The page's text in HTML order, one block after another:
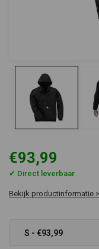
€93,99
✔ Direct leverbaar
Bekijk productinformatie >
S - €93,99